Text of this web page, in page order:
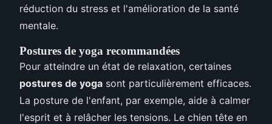
réduction du stress et l'amélioration de la santé
mentale.
Postures de yoga recommandées
Pour atteindre un état de relaxation, certaines
postures de yoga sont particulièrement efficaces.
La posture de l'enfant, par exemple, aide à calmer
l'esprit et à relâcher les tensions. Le chien tête en